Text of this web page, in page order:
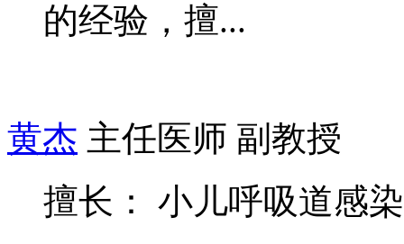
的经验，擅...
黄杰 主任医师 副教授
擅长： 小儿呼吸道感